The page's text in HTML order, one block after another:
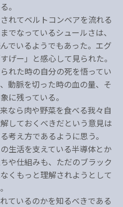
。
れてベルトコンベアを流れる
でなっているシュールさは、
でいるようでもあった。エグ
げー」と感心して見られた。
れた時の自分の死を悟ってい
動脈を切った時の血の量、そ
に残っている。
なら肉や野菜を食べる我々自
しておくべきだという意見は
考え方であるように思う。
生活を支えている半導体とか
や仕組みも、ただのブラック
くもっと理解されようとして
ているのかを知るべきである